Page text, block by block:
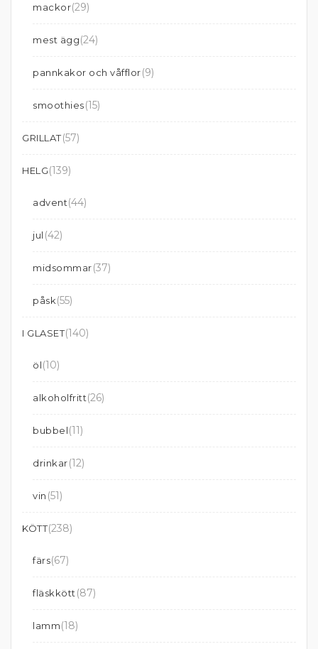
mackor(29)
mest ägg(24)
pannkakor och våfflor(9)
smoothies(15)
GRILLAT(57)
HELG(139)
advent(44)
jul (42)
midsommar(37)
påsk(55)
I GLASET(140)
öl(10)
alkoholfritt(26)
bubbel(11)
drinkar(12)
vin (51)
KÖTT(238)
färs(67)
fläskkött(87)
lamm(18)